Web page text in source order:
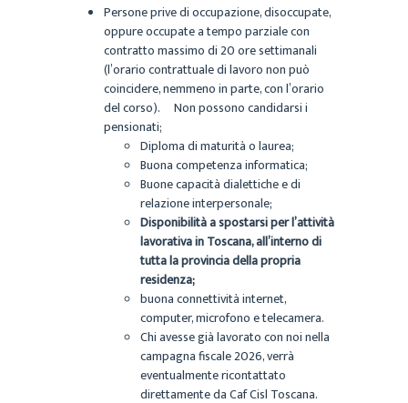
Persone prive di occupazione, disoccupate,
oppure occupate a tempo parziale con
contratto massimo di 20 ore settimanali
(l’orario contrattuale di lavoro non può
coincidere, nemmeno in parte, con l’orario
del corso). Non possono candidarsi i
pensionati;
Diploma di maturità o laurea;
Buona competenza informatica;
Buone capacità dialettiche e di
relazione interpersonale;
Disponibilità a spostarsi per l’attività
lavorativa in Toscana, all’interno di
tutta la provincia della propria
residenza;
buona connettività internet,
computer, microfono e telecamera.
Chi avesse già lavorato con noi nella
campagna fiscale 2026, verrà
eventualmente ricontattato
direttamente da Caf Cisl Toscana.